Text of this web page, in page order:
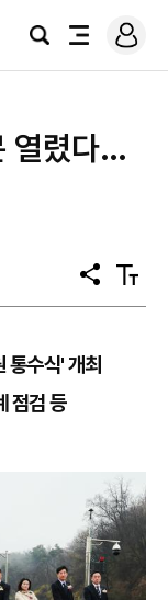
검
전
로
그
열렸다…
공
유
텍
스
수식' 개최
점검 등